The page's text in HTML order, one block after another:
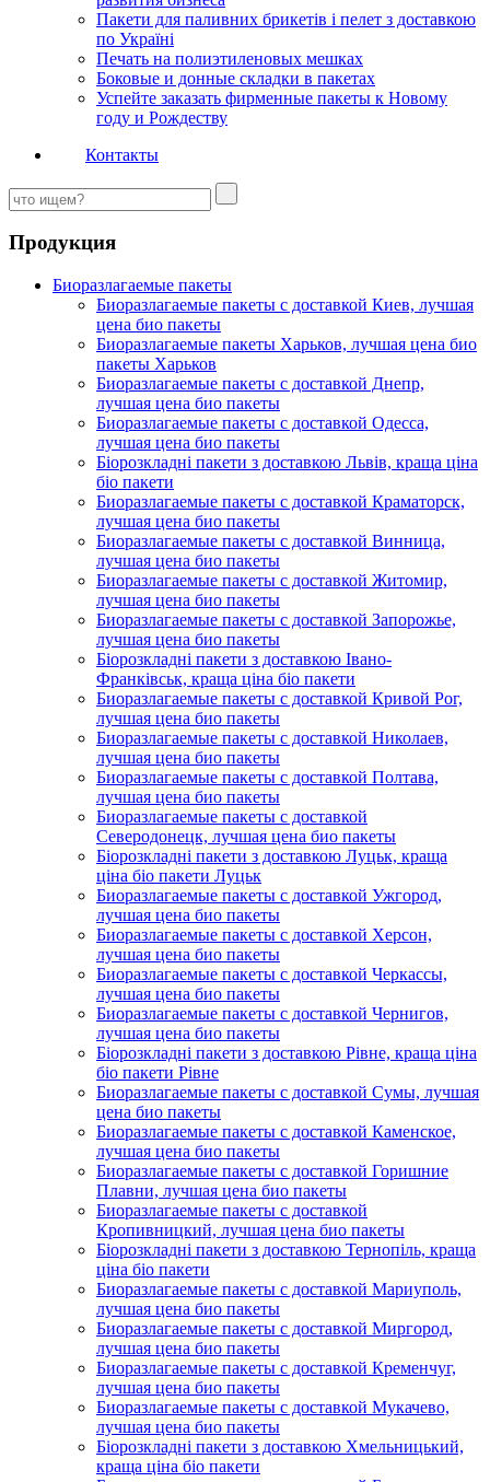
Пакети для паливних брикетів і пелет з доставкою
по Україні
Печать на полиэтиленовых мешках
Боковые и донные складки в пакетах
Успейте заказать фирменные пакеты к Новому
году и Рождеству
Контакты
Продукция
Биоразлагаемые пакеты
Биоразлагаемые пакеты с доставкой Киев, лучшая
цена био пакеты
Биоразлагаемые пакеты Харьков, лучшая цена био
пакеты Харьков
Биоразлагаемые пакеты с доставкой Днепр,
лучшая цена био пакеты
Биоразлагаемые пакеты с доставкой Одесса,
лучшая цена био пакеты
Біорозкладні пакети з доставкою Львів, краща ціна
біо пакети
Биоразлагаемые пакеты с доставкой Краматорск,
лучшая цена био пакеты
Биоразлагаемые пакеты с доставкой Винница,
лучшая цена био пакеты
Биоразлагаемые пакеты с доставкой Житомир,
лучшая цена био пакеты
Биоразлагаемые пакеты с доставкой Запорожье,
лучшая цена био пакеты
Біорозкладні пакети з доставкою Івано-
Франківськ, краща ціна біо пакети
Биоразлагаемые пакеты с доставкой Кривой Рог,
лучшая цена био пакеты
Биоразлагаемые пакеты с доставкой Николаев,
лучшая цена био пакеты
Биоразлагаемые пакеты с доставкой Полтава,
лучшая цена био пакеты
Биоразлагаемые пакеты с доставкой
Северодонецк, лучшая цена био пакеты
Біорозкладні пакети з доставкою Луцьк, краща
ціна біо пакети Луцьк
Биоразлагаемые пакеты с доставкой Ужгород,
лучшая цена био пакеты
Биоразлагаемые пакеты с доставкой Херсон,
лучшая цена био пакеты
Биоразлагаемые пакеты с доставкой Черкассы,
лучшая цена био пакеты
Биоразлагаемые пакеты с доставкой Чернигов,
лучшая цена био пакеты
Біорозкладні пакети з доставкою Рівне, краща ціна
біо пакети Рівне
Биоразлагаемые пакеты с доставкой Сумы, лучшая
цена био пакеты
Биоразлагаемые пакеты с доставкой Каменское,
лучшая цена био пакеты
Биоразлагаемые пакеты с доставкой Горишние
Плавни, лучшая цена био пакеты
Биоразлагаемые пакеты с доставкой
Кропивницкий, лучшая цена био пакеты
Біорозкладні пакети з доставкою Тернопіль, краща
ціна біо пакети
Биоразлагаемые пакеты с доставкой Мариуполь,
лучшая цена био пакеты
Биоразлагаемые пакеты с доставкой Миргород,
лучшая цена био пакеты
Биоразлагаемые пакеты с доставкой Кременчуг,
лучшая цена био пакеты
Биоразлагаемые пакеты с доставкой Мукачево,
лучшая цена био пакеты
Біорозкладні пакети з доставкою Хмельницький,
краща ціна біо пакети